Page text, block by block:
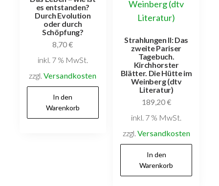
es entstanden?
Durch Evolution
oder durch
Schöpfung?
8,70€
inkl. 7 % MwSt.
zzgl.Versandkosten
In den
Warenkorb
Strahlungen II: Das
zweite Pariser
Tagebuch.
Kirchhorster
Blätter. Die Hütte im
Weinberg (dtv
Literatur)
189,20€
inkl. 7 % MwSt.
zzgl. Versandkosten
In den
Warenkorb